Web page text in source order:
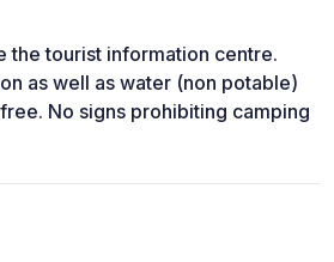
the tourist information centre.
as well as water (non potable)
No signs prohibiting camping